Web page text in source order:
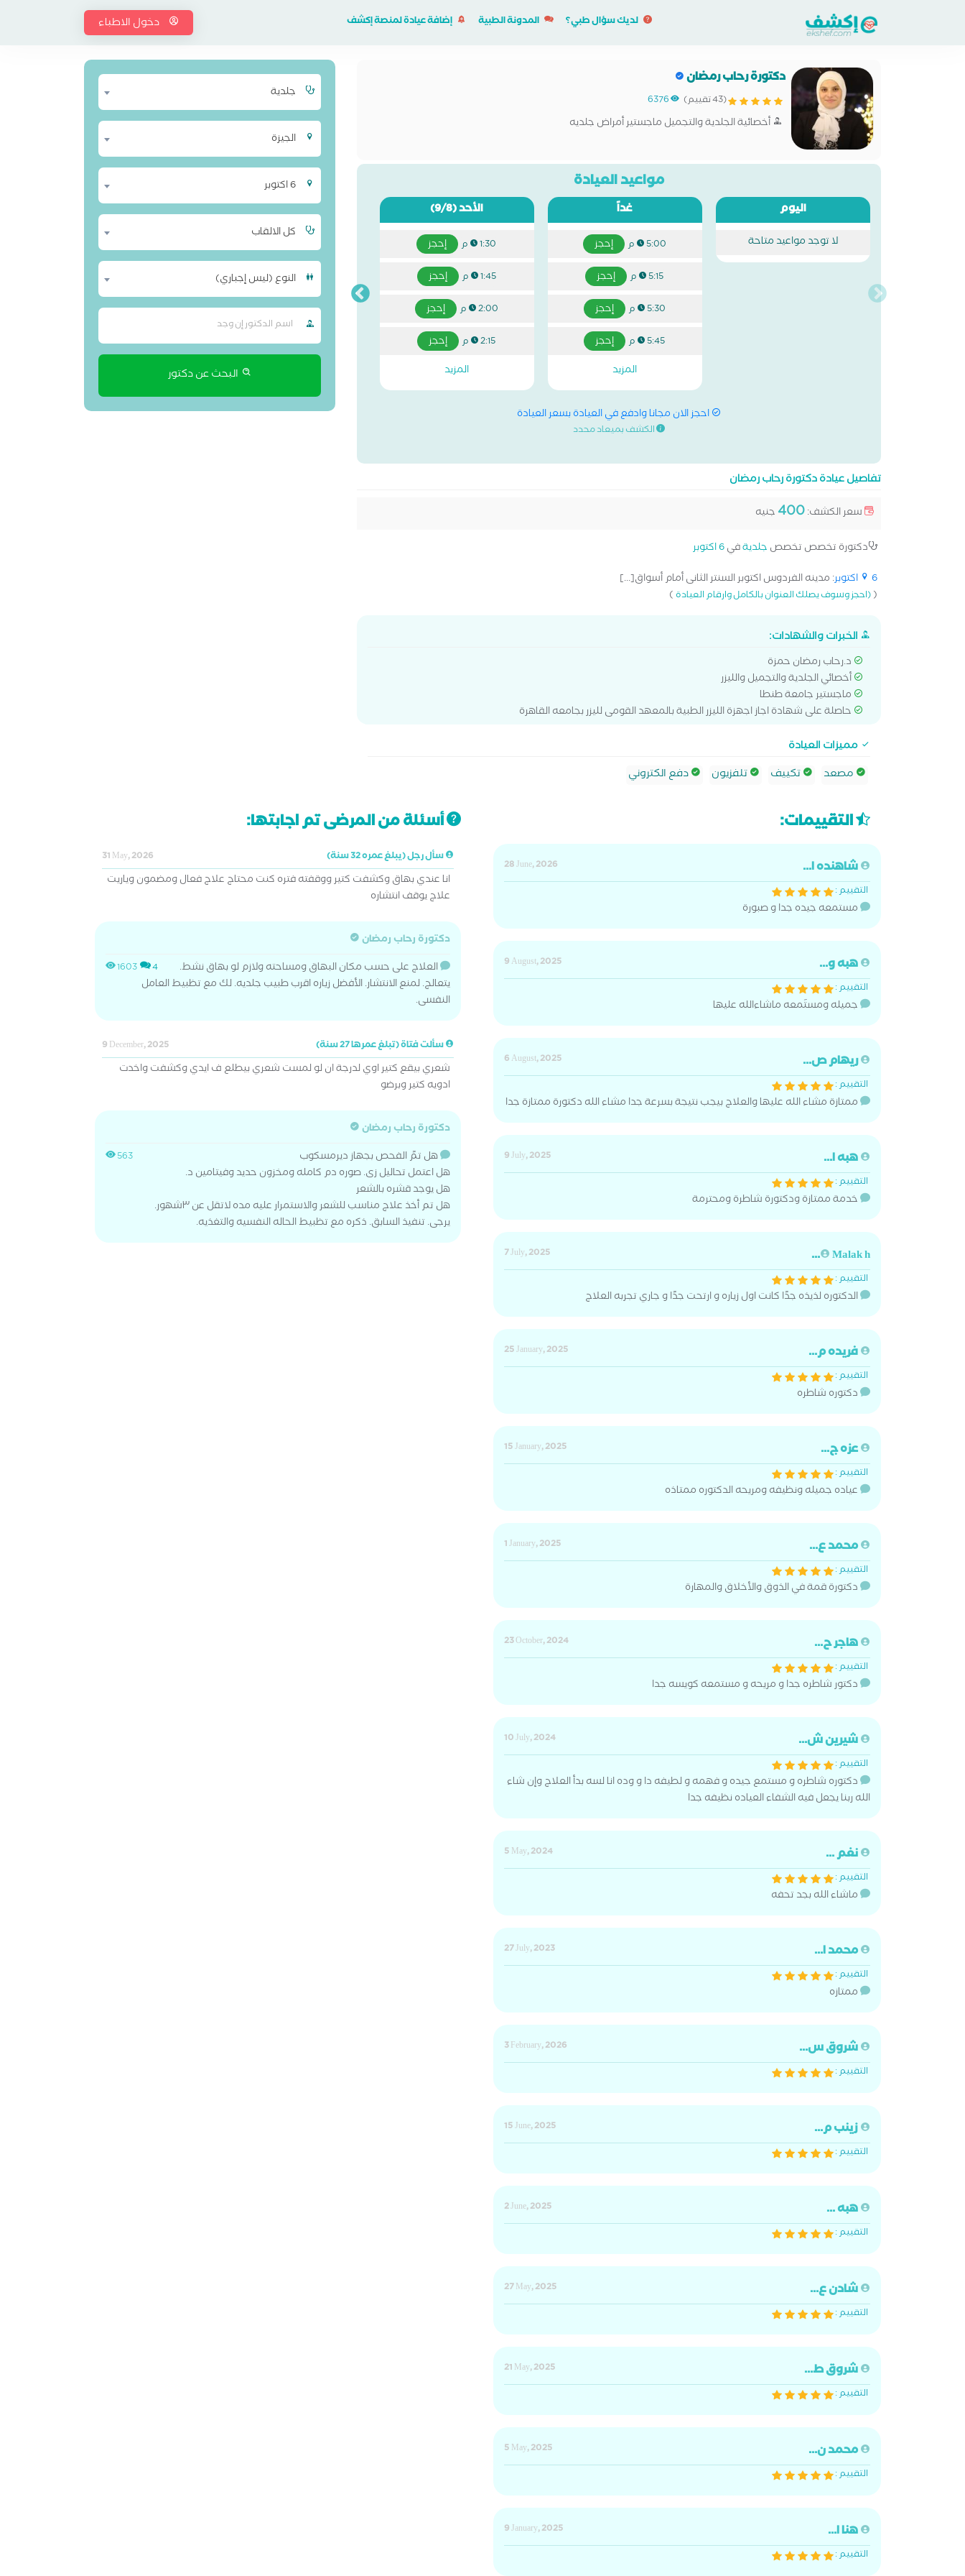
لديك سؤال طبي؟ المدونة الطبية إضافة عيادة لمنصة إكشف دخول الاطباء
دكتورة رحاب رمضان
(43 تقييم) 6376
أخصائية الجلدية والتجميل ماجستير أمراض جلديه
مواعيد العيادة
اليوم
لا توجد مواعيد متاحة
غداً
5:00 م إحجز
5:15 م إحجز
5:30 م إحجز
5:45 م
إحجز
المزيد
الأحد(9/8)
1:30 م إحجز
1:45 م إحجز
2:00 م إحجز
2:15 م
إحجز
المزيد
احجز الان مجانا وادفع في العيادة بسعر العيادة
الكشف بميعاد محدد
تفاصيل عيادة دكتورة رحاب رمضان
سعر الكشف:400 جنيه
دكتورة تخصص تخصص جلديةفي6 اكتوبر
6 اكتوبر
: مدينه الفردوس اكتوبر السنتر الثانى أمام أسواق[...]
((احجز وسوف يصلك العنوان بالكامل وارقام العيادة)
الخبرات والشهادات:
د.رحاب رمضان حمزة
أخصائي الجلدية والتجميل والليزر
ماجستير جامعة طنطا
حاصلة على شهادة اجاز اجهزة الليزر الطبية بالمعهد القومى لليزر بجامعه القاهرة
مميزات العيادة
مصعد
تكييف تلفزيون دفع الكتروني
جلدية
الجيزة
6 اكتوبر
كل الالقاب
النوع (ليس إجباري)
البحث عن دكتور
التقييمات:
شاهنده ا...
28 June, 2026
التقييم :
مستمعه جيده جدا و صبورة
هبه و...
9 August, 2025
التقييم :
جميله ومستَمعه ماشاءالله عليها
ريهام ص...
6 August, 2025
التقييم :
ممتازة مشاء الله عليها والعلاج بيجب نتيجة بسرعة جدا مشاء الله دكتورة ممتازة جدا
هبه ا...
9 July, 2025
التقييم :
خدمة ممتازة ودكتورة شاطرة ومحترمة
Malak h...
7 July, 2025
التقييم :
الدكتوره لذيذه جدًا كانت اول زياره و ارتحت جدًا و جاري تجربه العلاج
فريده م...
25 January, 2025
التقييم :
دكتوره شاطره
عزه ج...
15 January, 2025
التقييم :
عياده جميله ونظيفه ومريحه الدكتوره ممتاذه
محمد ع...
1 January, 2025
التقييم :
دكتورة قمة في الذوق والأخلاق والمهارة
هاجر ح...
23 October, 2024
التقييم :
دكتور شاطره جدا و مريحه و مستمعه كويسه جدا
شيرين ش...
10 July, 2024
التقييم :
دكتوره شاطره و مستمع جيده و فهمه و لطيفه دا و وده انا لسه بدأ العلاج وإن شاء
الله ربنا يجعل فيه الشفاء العياده نظيفه جدا
نغم ...
5 May, 2024
التقييم :
ماشاء الله بجد تحفه
محمد ا...
27 July, 2023
التقييم :
ممتازه
شروق س...
3 February, 2026
التقييم :
زينب م...
15 June, 2025
التقييم :
هبه ...
2 June, 2025
التقييم :
شادن ع...
27 May, 2025
التقييم :
شروق ط...
21 May, 2025
التقييم :
محمد ن...
5 May, 2025
التقييم :
هنا ا...
9 January, 2025
التقييم :
أسئلة من المرضى تم اجابتها:
سأل رجل (يبلغ عمره 32 سنة) 31 May, 2026
انا عندي بهاق وكشفت كتير ووقفته فتره كنت محتاج علاج فعال ومضمون وياريت
علاج يوقف انتشاره
دكتورة رحاب رمضان
1603 4
العلاج على حسب مكان البهاق ومساحته ولازم لو بهاق نشط.
يتعالج. لمنع الانتشار. الأفضل زياره اقرب طبيب جلديه. لك مع تظبيط العامل
النفسى.
سألت فتاة (تبلغ عمرها 27 سنة) 9 December, 2025
شعري بيقع كتير اوي لدرجة ان لو لمست شعري بيطلع ف ايدي وكشفت واخدت
ادويه كتير وبرضو
دكتورة رحاب رمضان
563
هل تمً الفحص بجهاز ديرمسكوب
هل اعتمل تحاليل زى. صوره دم كامله ومخزون حديد وفيتامين د.
هل يوجد قشره بالشعر
هل تم أخذ علاج مناسب للشعر والاستمرار عليه مده لاتقل عن ٣شهور.
يرجى. تنفيذ السابق. ذكره مع تظبيط الحاله النفسيه والتغذيه.